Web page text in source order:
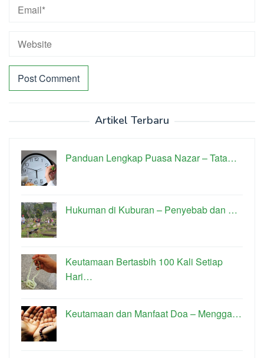
Artikel Terbaru
Panduan Lengkap Puasa Nazar – Tata…
Hukuman di Kuburan – Penyebab dan …
Keutamaan Bertasbih 100 Kali Setiap
Hari…
Keutamaan dan Manfaat Doa – Mengga…